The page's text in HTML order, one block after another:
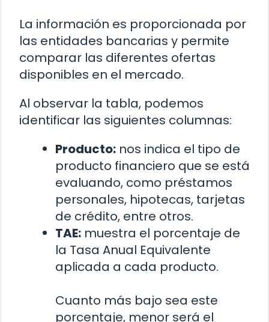
La información es proporcionada por
las entidades bancarias y permite
comparar las diferentes ofertas
disponibles en el mercado.
Al observar la tabla, podemos
identificar las siguientes columnas:
Producto: nos indica el tipo de
producto financiero que se está
evaluando, como préstamos
personales, hipotecas, tarjetas
de crédito, entre otros.
TAE: muestra el porcentaje de
la Tasa Anual Equivalente
aplicada a cada producto.
Cuanto más bajo sea este
porcentaje, menor será el